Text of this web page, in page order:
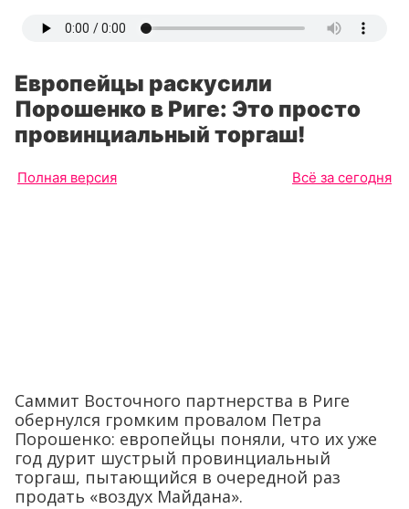
Европейцы раскусили
Порошенко в Риге: Это просто
провинциальный торгаш!
Полная версия Всё за сегодня
Саммит Восточного партнерства в Риге
обернулся громким провалом Петра
Порошенко: европейцы поняли, что их уже
год дурит шустрый провинциальный
торгаш, пытающийся в очередной раз
продать «воздух Майдана».